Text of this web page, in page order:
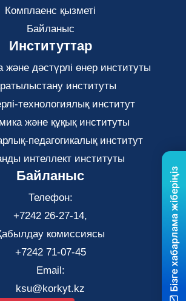
Комплаенс қызметі
Байланыс
Институттар
және дәстүрлі өнер институты
институты
технологиялық институт
және құқық институты
педагогикалық институт
интеллект институты
Байланыс
Телефон:
+7242 26-27-14,
комиссиясы
+7242 71-07-45
Email:
ksu@korkyt.kz
Бізге хабарлама жіберіңіз